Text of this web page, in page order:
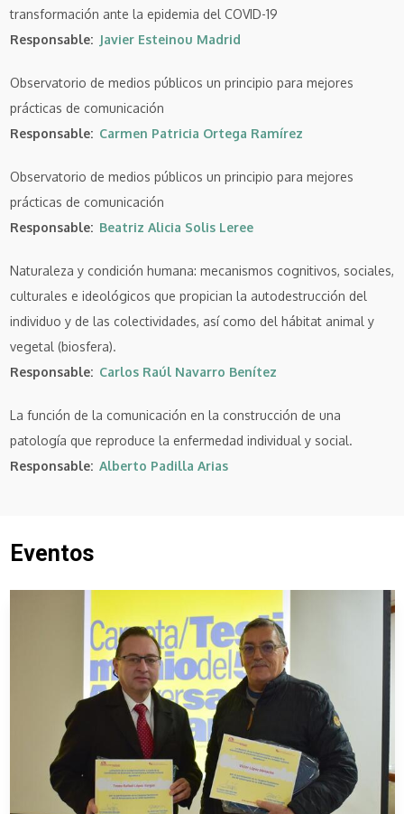
transformación ante la epidemia del COVID-19
Responsable
Javier Esteinou Madrid
Observatorio de medios públicos un principio para mejores
prácticas de comunicación
Responsable
Carmen Patricia Ortega Ramírez
Observatorio de medios públicos un principio para mejores
prácticas de comunicación
Responsable
Beatriz Alicia Solis Leree
Naturaleza y condición humana: mecanismos cognitivos, sociales,
culturales e ideológicos que propician la autodestrucción del
individuo y de las colectividades, así como del hábitat animal y
vegetal (biosfera).
Responsable
Carlos Raúl Navarro Benítez
La función de la comunicación en la construcción de una
patología que reproduce la enfermedad individual y social.
Responsable
Alberto Padilla Arias
Eventos